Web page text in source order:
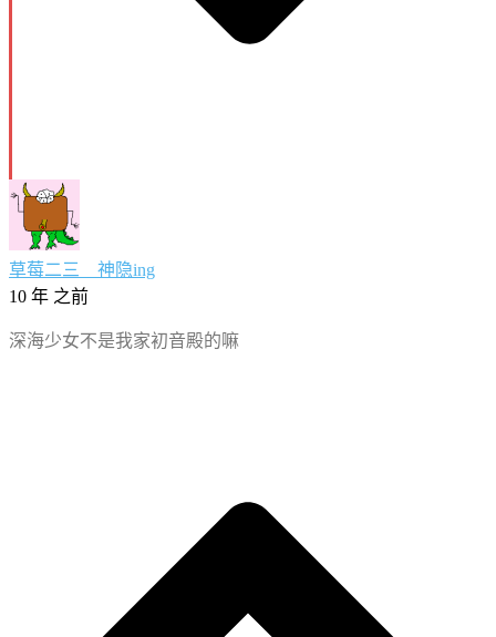
草莓二三__神隐ing
10 年 之前
深海少女不是我家初音殿的嘛